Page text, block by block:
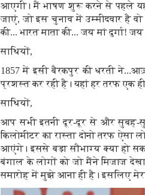
आएगी। मैं भाषण शुरू करने से पहले
जाएं, जो इस चुनाव में उम्मीदवार है
की... भारत माता की... जय मां दुर्गा!
साथियों,
1857 में इसी बैरकपुर की धरती
प्रशस्त कर रही है। यहां हर तरफ एक ही
साथियों,
आप सभी इतनी दूर-दूर से और सुबह-
किलोमीटर का रास्ता दोनो तरफ
आएंगे। इससे बड़ा सौभाग्य क्या हो
बंगाल के लोगों को जो मैंने मिजाज
समारोह में मुझे आना ही है। इसलिए